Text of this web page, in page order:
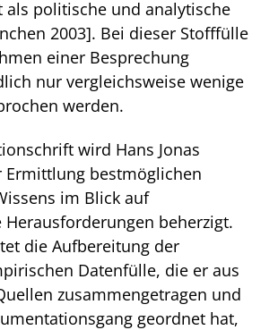
als politische und analytische
2003]. Bei dieser Stofffülle
einer Besprechung
nur vergleichsweise wenige
werden.
wird Hans Jonas
Ermittlung bestmöglichen
im Blick auf
beherzigt.
die Aufbereitung der
Datenfülle, die er aus
zusammengetragen und
geordnet hat,